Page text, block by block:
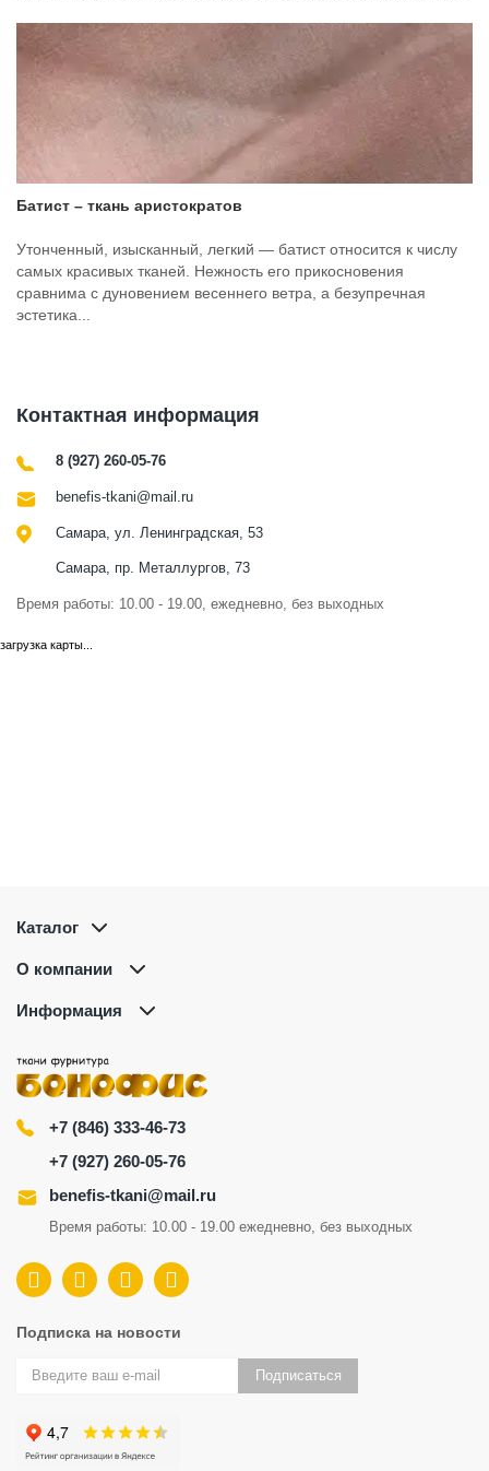
Батист – ткань аристократов
Утонченный, изысканный, легкий — батист относится к числу
самых красивых тканей. Нежность его прикосновения
сравнима с дуновением весеннего ветра, а безупречная
эстетика...
Контактная информация
8 (927) 260-05-76
benefis-tkani@mail.ru
Самара, ул. Ленинградская, 53
Самара, пр. Металлургов, 73
Время работы: 10.00 - 19.00, ежедневно, без выходных
загрузка карты...
Каталог
О компании
Информация
+7 (846) 333-46-73
+7 (927) 260-05-76
benefis-tkani@mail.ru
Время работы: 10.00 - 19.00 ежедневно, без выходных
Подписка на новости
Подписаться